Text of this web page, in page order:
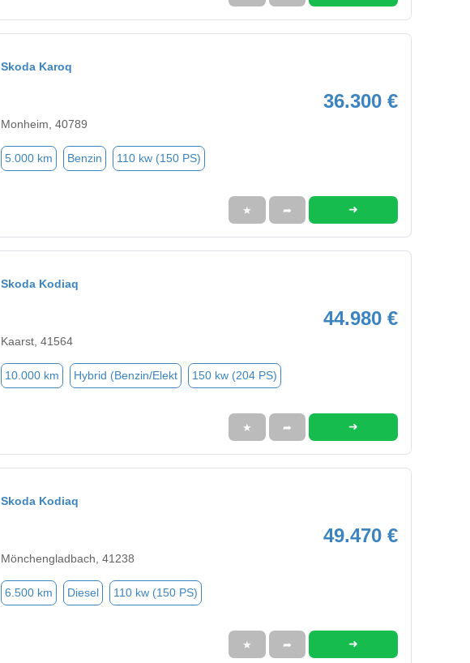
Skoda Karoq
36.300 €
Monheim, 40789
5.000 km Benzin 110 kw (150 PS)
★ ➦ ➜
Skoda Kodiaq
44.980 €
Kaarst, 41564
10.000 km Hybrid (Benzin/Elekt 150 kw (204 PS)
★ ➦ ➜
Skoda Kodiaq
49.470 €
Mönchengladbach, 41238
6.500 km Diesel 110 kw (150 PS)
★ ➦ ➜